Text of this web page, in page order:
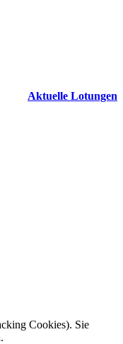
Aktuelle Lotungen
Cookies). Sie